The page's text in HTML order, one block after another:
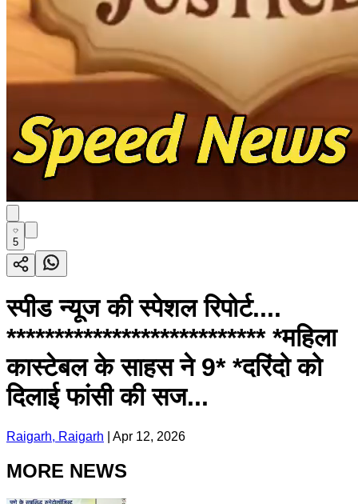
5
स्पीड न्यूज की स्पेशल रिपोर्ट....
*************************** *महिला
कास्टेबल के साहस ने 9* *दरिंदो को
दिलाई फांसी की सज...
Raigarh, Raigarh Apr 12, 2026
MORE NEWS